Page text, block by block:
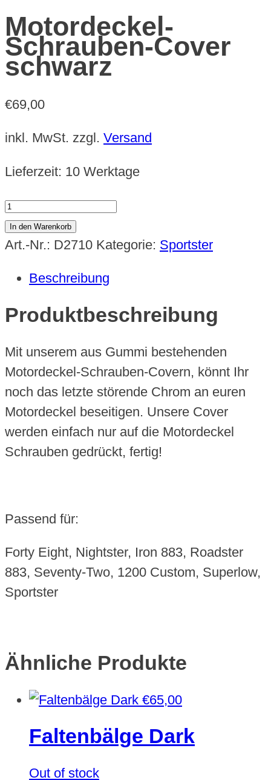
Motordeckel-
Schrauben-Cover
schwarz
€69,00
inkl. MwSt. zzgl. Versand
Lieferzeit: 10 Werktage
Motordeckel-
Schrauben-
Cover
Menge
In den Warenkorb
Art.-Nr.: D2710 Kategorie: Sportster
Beschreibung
Produktbeschreibung
Mit unserem aus Gummi bestehenden
Motordeckel-Schrauben-Covern, könnt Ihr
noch das letzte störende Chrom an euren
Motordeckel beseitigen. Unsere Cover
werden einfach nur auf die Motordeckel
Schrauben gedrückt, fertig!
Passend für:
Forty Eight, Nightster, Iron 883, Roadster
883, Seventy-Two, 1200 Custom, Superlow,
Sportster
Ähnliche Produkte
€65,00
Faltenbälge Dark
Out of stock